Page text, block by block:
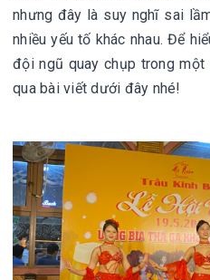
nhưng đây là suy nghĩ sai
nhiều yếu tố khác nhau. Để
đội ngũ quay chụp trong
qua bài viết dưới đây nhé!